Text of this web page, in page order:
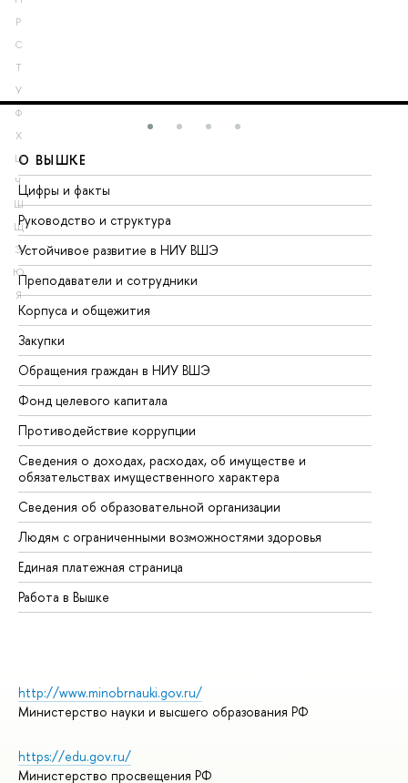
Р
С
Т
У
Ф
Х
Ц
Ч
Ш
Щ
Э
Ю
Я
О ВЫШКЕ
Цифры и факты
Руководство и структура
Устойчивое развитие в НИУ ВШЭ
Преподаватели и сотрудники
Корпуса и общежития
Закупки
Обращения граждан в НИУ ВШЭ
Фонд целевого капитала
Противодействие коррупции
Сведения о доходах, расходах, об имуществе и
обязательствах имущественного характера
Сведения об образовательной организации
Людям с ограниченными возможностями здоровья
Единая платежная страница
Работа в Вышке
http://www.minobrnauki.gov.ru/
Министерство науки и высшего образования РФ
https://edu.gov.ru/
Министерство просвещения РФ